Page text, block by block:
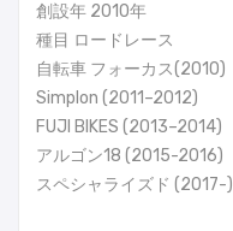
創設年 2010年
種目 ロードレース
自転車 フォーカス(2010)
Simplon (2011–2012)
FUJI BIKES (2013–2014)
アルゴン18 (2015-2016)
スペシャライズド (2017-)